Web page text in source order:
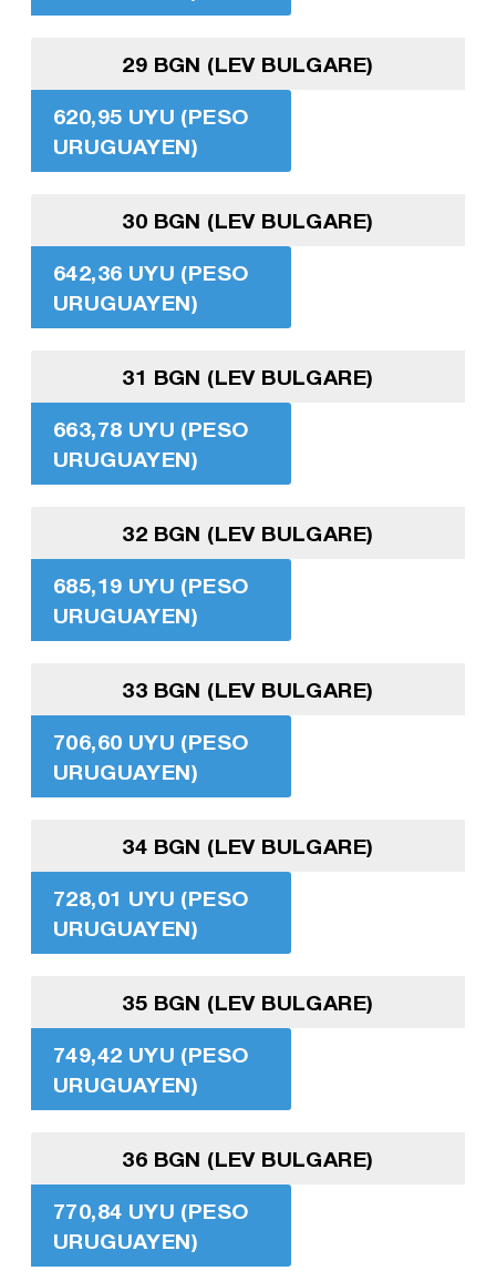
29 BGN (LEV BULGARE)
620,95 UYU (PESO
URUGUAYEN)
30 BGN (LEV BULGARE)
642,36 UYU (PESO
URUGUAYEN)
31 BGN (LEV BULGARE)
663,78 UYU (PESO
URUGUAYEN)
32 BGN (LEV BULGARE)
685,19 UYU (PESO
URUGUAYEN)
33 BGN (LEV BULGARE)
706,60 UYU (PESO
URUGUAYEN)
34 BGN (LEV BULGARE)
728,01 UYU (PESO
URUGUAYEN)
35 BGN (LEV BULGARE)
749,42 UYU (PESO
URUGUAYEN)
36 BGN (LEV BULGARE)
770,84 UYU (PESO
URUGUAYEN)